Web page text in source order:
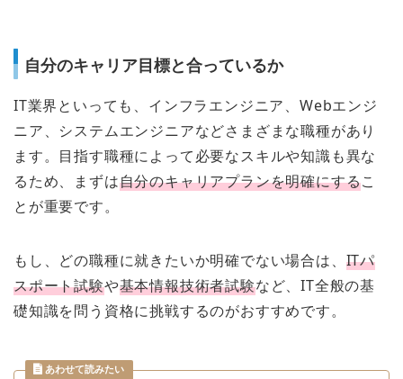
自分のキャリア目標と合っているか
IT業界といっても、インフラエンジニア、Webエンジ
ニア、システムエンジニアなどさまざまな職種があり
ます。目指す職種によって必要なスキルや知識も異な
るため、まずは自分のキャリアプランを明確にするこ
とが重要です。
もし、どの職種に就きたいか明確でない場合は、 ITパ
スポート試験や基本情報技術者試験など、IT全般の基
礎知識を問う資格に挑戦するのがおすすめです。